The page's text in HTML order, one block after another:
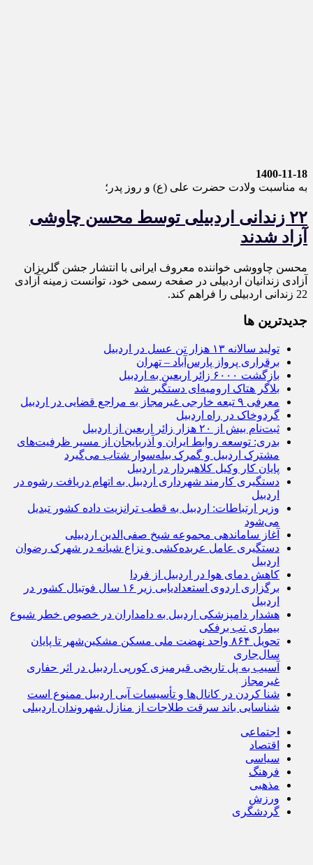
1400-11-18
به مناسبت ولادت حضرت علی (ع) و روز پدر؛
۲۲ زندانی اردبیلی توسط محسن چاوشی
آزاد شدند
محسن چاووشی خواننده معروف ایرانی با انتشار جشن گلریزان
آزادی زندانیان اردبیلی در صفحه رسمی خود، توانست زمینه آزادی
22 زندانی اردبیلی را فراهم کند.
جديدترين ها
تولید سالانه ۱۳ هزار تن عسل در اردبیل
برقراری پرواز پارس‌آباد – تهران
بازگشت ۶۰۰۰ زائر اربعین به اردبیل
بلاگر هتاک ارومیه‌ای دستگیر شد
معرفی ۹ تبعه خارجی غیرمجاز به مراجع قضایی در اردبیل
گردوخاک در راه اردبیل
ثبت‌نام بیش از ۲۰ هزار زائر اربعین از اردبیل
بدری: توسعه روابط ایران و آذربایجان از مسیر ظرفیت‌های
مشترک اردبیل و گمرک بیله‌سوار شتاب می‌گیرد
پایان کار وکیل کلاهبردار در اردبیل
دستگیری کارمند شهرداری اردبیل به اتهام دریافت رشوه در
اردبیل
وزیر ارتباطات: اردبیل به قطب ترانزیت داده کشور تبدیل
می‌شود
آغاز ساماندهی مجموعه شیخ صفی‌الدین اردبیلی
دستگیری عامل عربده‌کشی و نزاع شبانه در شهرک رضوان
اردبیل
کاهش دمای هوا در اردبیل از فردا
برگزاری اردوی استعدادیابی زیر ۱۶ سال فوتبال کشور در
اردبیل
هشدار دامپزشکی اردبیل به دامداران در خصوص خطر شیوع
بیماری تب برفکی
تحویل ۸۶۴ واحد نهضت ملی مسکن مشکین‌شهر تا پایان
سال‌جاری
آسیب به پل تاریخی قیرمیزی کورپی اردبیل در اثر حفاری
غیرمجاز
شنا کردن در کانال‌ها و تأسیسات آبی اردبیل ممنوع است
شناسایی باند سرقت طلاجات از منازل شهروندان اردبیلی
اجتماعی
اقتصاد
سیاسی
فرهنگ
مذهبی
ورزش
گردشگری